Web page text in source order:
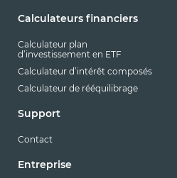
Calculateurs financiers
Calculateur plan
d’investissement en ETF
Calculateur d’intérêt composés
Calculateur de rééquilibrage
Support
Contact
Entreprise